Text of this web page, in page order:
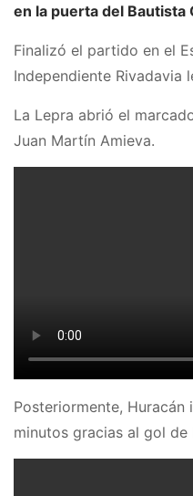
en la puerta del Bautista
Finalizó el partido en el
Independiente Rivadavia
La Lepra abrió el
Juan Martín Amieva.
Posteriormente,
minutos gracias al gol de